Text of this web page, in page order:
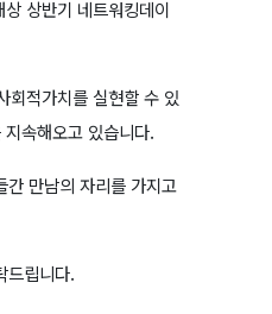
상반기 네트워킹데이
회적가치를 실현할 수 있
속해오고 있습니다.
간 만남의 자리를 가지고
드립니다.